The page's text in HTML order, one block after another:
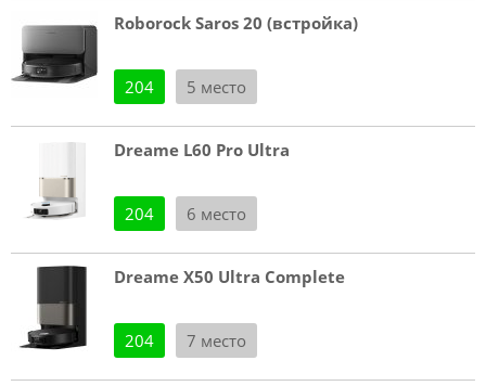
Roborock Saros 20 (встройка)
204 5 место
Dreame L60 Pro Ultra
204 6 место
Dreame X50 Ultra Complete
204 7 место